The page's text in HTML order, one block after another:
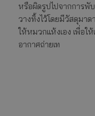
หรือผิดรูปไปจากการพั
วางทิ้งไว้โดยมีวัสดุมา
ให้หมวกแห้งเอง เพื่อใ
อากาศถ่ายเท